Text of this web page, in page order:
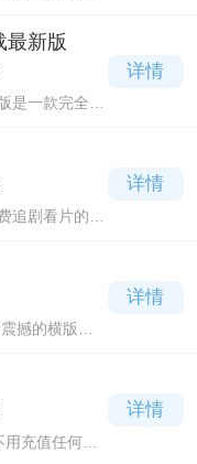
了许多的场
山挑战速度
最新版
是一款完全免
栏目都是可
起来都可以
详情
追剧看片的观
放源，不用
选的影片节
详情
撼的横版刷
丰富，词条
结婚什么的!
详情
充值任何会
详情